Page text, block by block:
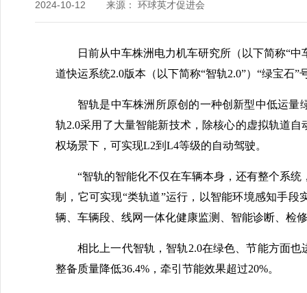
2024-10-12 来源： 环球英才促进会
日前从中车株洲电力机车研究所（以下简称“
道快运系统2.0版本（以下简称“智轨2.0”）“绿宝石”
智轨是中车株洲所原创的一种创新型中低运
轨2.0采用了大量智能新技术，除核心的虚拟轨道
权场景下，可实现L2到L4等级的自动驾驶。
“智轨的智能化不仅在车辆本身，还有整个系
制，它可实现“类轨道”运行，以智能环境感知手
辆、车辆段、线网一体化健康监测、智能诊断、检
相比上一代智轨，智轨2.0在绿色、节能方面
整备质量降低36.4%，牵引节能效果超过20%。